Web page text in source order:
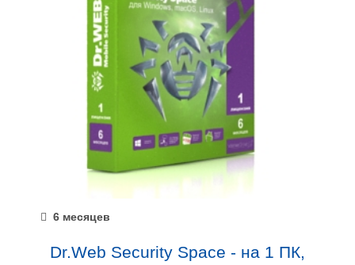
6 месяцев
Dr.Web Security Space - на 1 ПК,